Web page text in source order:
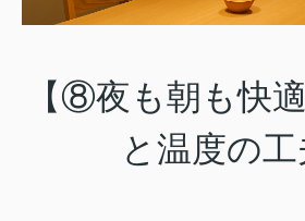
【⑧夜も朝も快
と温度の工